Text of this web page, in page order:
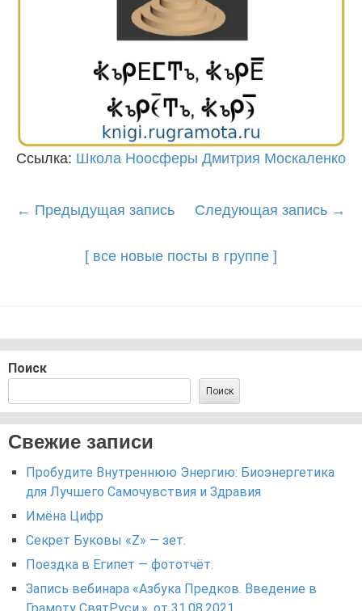
Ссылка: Школа Ноосферы Дмитрия Москаленко
Post
← Предыдущая запись Следующая запись →
[ все новые посты в группе ]
Поиск
Поиск
Свежие записи
Пробудите Внутреннюю Энергию: Биоэнергетика
для Лучшего Самочувствия и Здравия
Имёна Цифр
Секрет Буковы «Z» — зет.
Поездка в Египет — фототчёт.
Запись вебинара «Азбука Предков. Введение в